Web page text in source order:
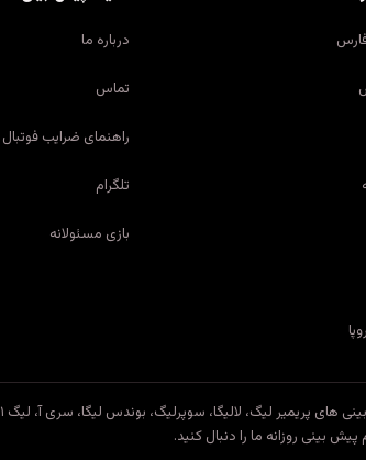
درباره ما
تماس
راهنمای ضرایب فوتبال
تلگرام
بازی مسئولانه